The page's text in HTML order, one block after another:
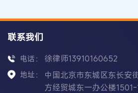
联系我们
电话： 徐律师13910160652
地址：
中国北京市东城区东长安
方经贸城东一办公楼